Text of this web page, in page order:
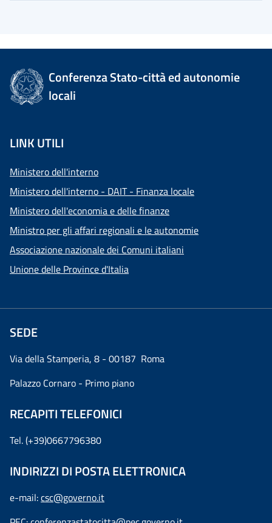
Conferenza Stato-città ed autonomie
locali
LINK UTILI
Ministero dell'interno
Ministero dell'interno - DAIT - Finanza locale
Ministero dell'economia e delle finanze
Ministro per gli affari regionali e le autonomie
Associazione nazionale dei Comuni italiani
Unione delle Province d'Italia
SEDE
Via della Stamperia, 8 - 00187 Roma
Palazzo Cornaro - Primo piano
RECAPITI TELEFONICI
Tel. (+39)0667796380
INDIRIZZI DI POSTA ELETTRONICA
e-mail:csc@governo.it